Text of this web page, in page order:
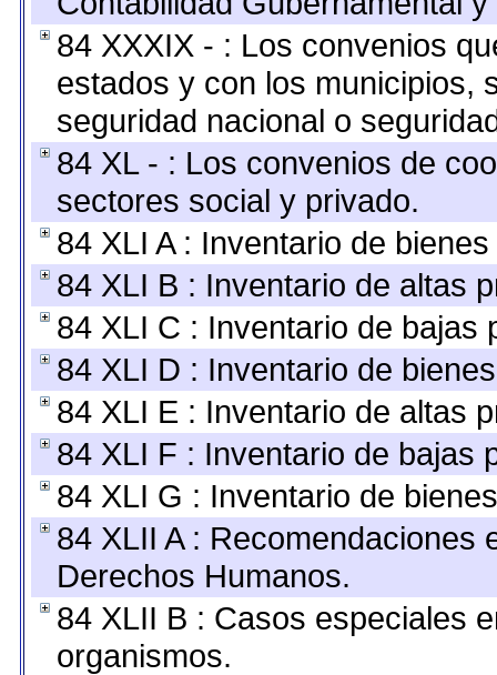
84 XXXIX - : Los convenios
estados y con los municipios,
seguridad nacional o
84 XL - : Los convenios de
sectores social y privado.
84 XLI A : Inventario de
84 XLI B : Inventario de altas
84 XLI C : Inventario de bajas
84 XLI D : Inventario de
84 XLI E : Inventario de altas
84 XLI F : Inventario de bajas
84 XLI G : Inventario de
84 XLII A : Recomendaciones
Derechos Humanos.
84 XLII B : Casos especiales
organismos.